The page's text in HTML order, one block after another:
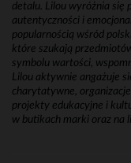
detalu. Lilou wyróżnia się
autentyczności i
popularnością wśród
które szukają
symbolu wartości,
Lilou aktywnie angażuje
charytatywne,
projekty edukacyjne i
w butikach marki oraz na